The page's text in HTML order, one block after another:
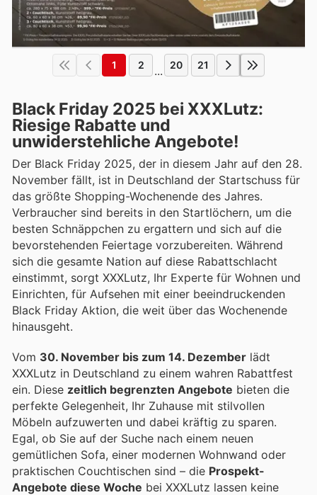
1 2 ... 20 21
Black Friday 2025 bei XXXLutz:
Riesige Rabatte und
unwiderstehliche Angebote!
Der Black Friday 2025, der in diesem Jahr auf den 28.
November fällt, ist in Deutschland der Startschuss für
das größte Shopping-Wochenende des Jahres.
Verbraucher sind bereits in den Startlöchern, um die
besten Schnäppchen zu ergattern und sich auf die
bevorstehenden Feiertage vorzubereiten. Während
sich die gesamte Nation auf diese Rabattschlacht
einstimmt, sorgt XXXLutz, Ihr Experte für Wohnen und
Einrichten, für Aufsehen mit einer beeindruckenden
Black Friday Aktion, die weit über das Wochenende
hinausgeht.
Vom 30. November bis zum 14. Dezember lädt
XXXLutz in Deutschland zu einem wahren Rabattfest
ein. Diese zeitlich begrenzten Angebote bieten die
perfekte Gelegenheit, Ihr Zuhause mit stilvollen
Möbeln aufzuwerten und dabei kräftig zu sparen.
Egal, ob Sie auf der Suche nach einem neuen
gemütlichen Sofa, einer modernen Wohnwand oder
praktischen Couchtischen sind – die Prospekt-
Angebote diese Woche bei XXXLutz lassen keine